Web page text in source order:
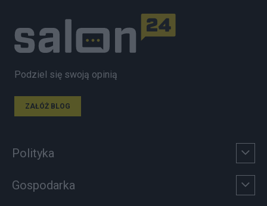
Podziel się swoją opinią
ZAŁÓŻ BLOG
Polityka
Gospodarka